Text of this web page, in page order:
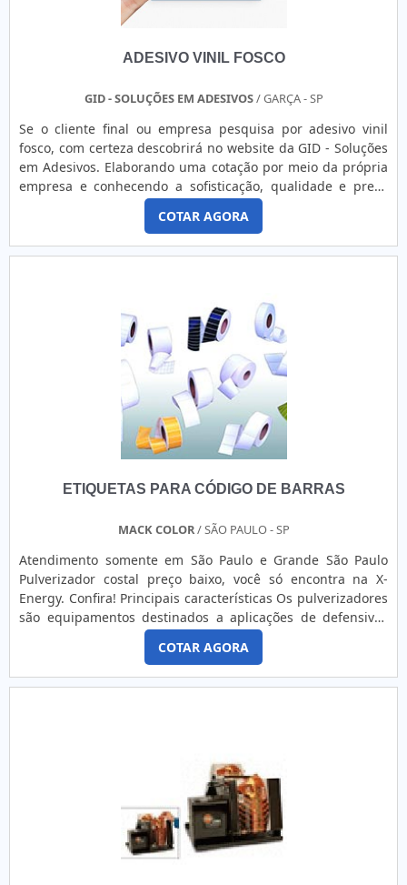
aquisição do ribbon de resina proporciona ao cliente
especializado de empresas de referência no segmento, que
modelo para solucionar as necessidades do cliente. A
aquisição:Atendimento inteligente e orientado;Garantia de
fabricação e entrega no prazo;Material de longa
durabilidade e resistente;Grande variedade de design,
formas e cores.RIBBON DE RESINA PREÇO JUSTO E
ACESSÍVELA Etiquetas Camp Label fabrica e distribui
rótulos, adesivos, etiquetas, dentre outros produtos para os
setores comercial e industrial com objetivo de expandir as
todo o estado de São Paulo. Solicite um orçamento!.
ADESIVO VINIL FOSCO
GID - SOLUÇÕES EM ADESIVOS/ GARÇA - SP
Se o cliente final ou empresa pesquisa por adesivo vinil
fosco, com certeza descobrirá no website da GID - Soluções
em Adesivos. Elaborando uma cotação por meio da própria
empresa e conhecendo a sofisticação, qualidade e preço
justo em um só lugar.Quando a questão é adesivo vinil
fosco, com os profissionais especializados da GID - Soluções
em Adesivos o cliente encontrará ótima qualidade com
pagamento acessível.ALGUNS DETALHES SOBRE ADESIVO
esforços em oferecer aos clientes uma estrutura com
escritório de alta qualidade onde são realizadas as
atividades e biblioteca técnica de apoio, tudo isso para
oferecer adesivo de vinil fosco com excelente custo-
benefício.Há muitas maneiras eficientes de uma empresa
demonstrar competência, excelência e destaque em sua
área de atuação. A GID - Soluções em Adesivos se mostra
referência por ter: Soluções práticas e inovadoras que
garantem qualidade em todos os serviços prestados;
personalizada para cada cliente; Escritório de alta
uma visão analítica sobre adesivo vinil fosco, mais do que
serviços que tenham ótima qualidade e excelente custo-
benefício, características simples, mas que mostram o
comprometimento da empresa com seus clientes.É por tudo
isso e muito mais que a GID - Soluções em Adesivos é uma
empresa altamente qualificada no segmento de etiquetas,
rótulos, banners e etiquetas com resina. O objetivo é
garantir o que há de melhor na atualidade para os
etiquetas com resina. São opções variadas que a empresa
oferece, como banner grande personalizado e etiquetas em
aço escovado com ótima qualidade e excelente custo-
benefício.A empresa também conta com um atendimento
qualificado, através de funcionários especializados e
cuidadosos, que entendem a necessidade de cada cliente.
COTAR AGORA
ETIQUETAS PARA CÓDIGO DE BARRAS
MACK COLOR/ SÃO PAULO - SP
Atendimento somente em São Paulo e Grande São Paulo
Pulverizador costal preço baixo, você só encontra na X-
Energy. Confira! Principais características Os pulverizadores
são equipamentos destinados a aplicações de defensivos
em terrenos de topografia irregular, pequenas plantações,
locais de difícil acesso, entre outros. Também são muito
utilizados na pecuária para desinfecção de estábulos e
aplicação de carrapaticidas. Geralmente, estes equi....
COTAR AGORA